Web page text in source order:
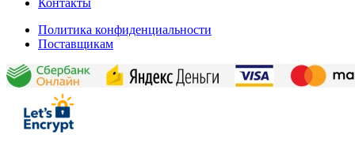
Политика конфиденциальности
Поставщикам